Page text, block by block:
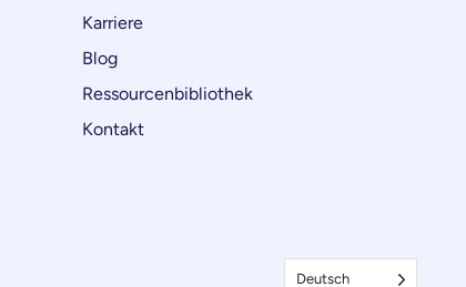
Karriere
Blog
Ressourcenbibliothek
Kontakt
Deutsch